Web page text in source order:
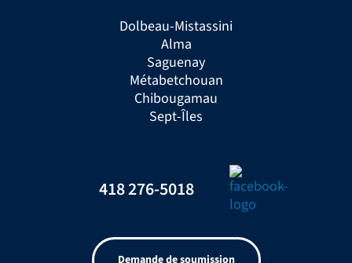
Dolbeau-Mistassini
Alma
Saguenay
Métabetchouan
Chibougamau
Sept-Îles
418 276-5018